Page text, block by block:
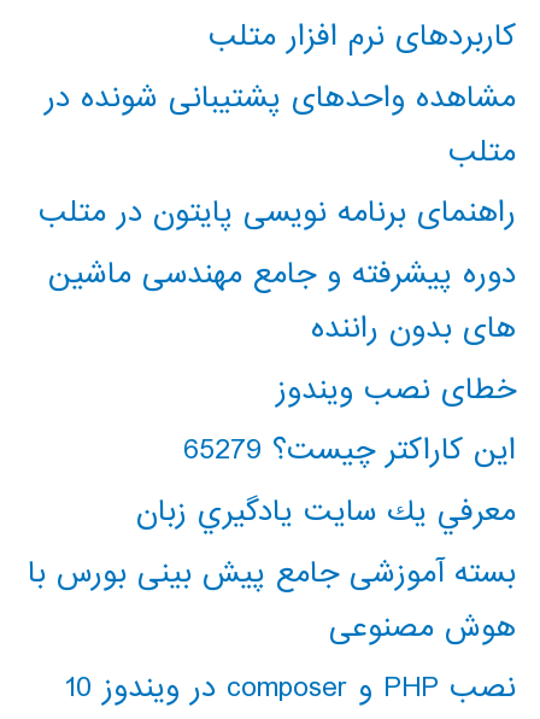
کاربردهای نرم افزار متلب
مشاهده واحدهای پشتیبانی شونده در
متلب
راهنمای برنامه نویسی پایتون در متلب
دوره پیشرفته و جامع مهندسی ماشین
های بدون راننده
خطای نصب ویندوز
این کاراکتر چیست؟ 65279
معرفي يك سايت يادگيري زبان
بسته آموزشی جامع پیش بینی بورس با
هوش مصنوعی
نصب PHP و composer در ویندوز 10